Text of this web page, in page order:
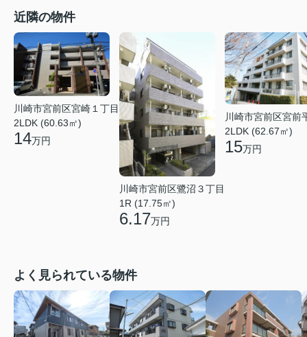
近隣の物件
川崎市宮前区宮崎１丁目
2LDK (60.63㎡)
14万円
川崎市宮前区鷺沼３丁目
1R (17.75㎡)
6.17万円
川崎市宮前区宮前
2LDK (62.67㎡)
15万円
よく見られている物件